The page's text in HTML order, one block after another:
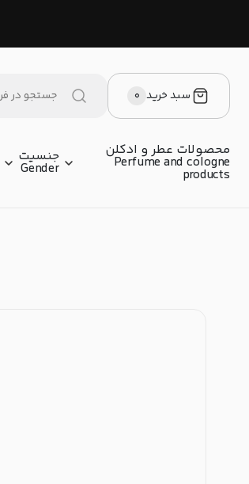
سبد خرید ۰
محصولات عطر و ادکلن
Perfume and cologne
products
جنسیت
Gender